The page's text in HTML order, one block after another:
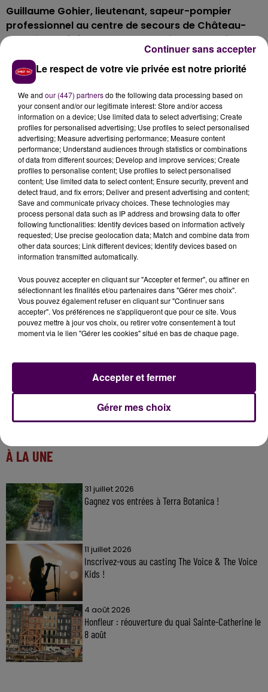
Guillaume Gohier, lieutenant, sapeur-pompier
professionnel au centre de secours de Château-
du-Loir, et Jérémy Perdereau, adjudant-chef,
pompier volontaire à Téloché, ont rejoint, sur l'île de
l'océan Pacifique, les forces locales de sécurité civile
"dans le cadre d'une relève organisée par le Centre
opérationnel de la zone de défense ouest"précise le
Sdis de la Sarthe dans un communiqué adressé aux
rédactions.
AGIR CONTRE LES FEUX EN MILIEU
URBAIN
Les deux Sarthois"contribueront notamment au
maintien des effectifs constitutifs audétachement
chargé de la lutte contre les incendies urbains, ils
participeront aussi à la distribution des denrées
alimentaires et d’eau potable à la population et
déblocage de barrages routiers"apprend-on. Leur
présence en Nouvelle-Calédonie est, en théorie,
prévue jusqu’au 23 juin prochain inclus.
À LA UNE
31 juillet 2026
Gagnez vos entrées à Terra Botanica !
11 juillet 2026
Inscrivez-vous au casting The Voice & The Voice
Kids !
4 août 2026
Honfleur : réouverture du quai Sainte-Catherine le
8 août
Le respect de votre vie privée est notre priorité
We and our (447) partnersdo the following data processing based on
your consent and/or our legitimate interest: Store and/or access
information on a device; Use limited data to select advertising; Create
profiles for personalised advertising; Use profiles to select personalised
advertising; Measure advertising performance; Measure content
performance; Understand audiences through statistics or combinations
of data from different sources; Develop and improve services; Create
profiles to personalise content; Use profiles to select personalised
content; Use limited data to select content; Ensure security, prevent and
detect fraud, and fix errors; Deliver and present advertising and content;
Save and communicate privacy choices. These technologies may
process personal data such as IP address and browsing data to offer
following functionalities: Identify devices based on information actively
requested; Use precise geolocation data; Match and combine data from
other data sources; Link different devices; Identify devices based on
information transmitted automatically.
Vous pouvez accepter en cliquant sur "Accepter et fermer", ou affiner en
sélectionnant les finalités et/ou partenaires dans "Gérer mes choix".
Vous pouvez également refuser en cliquant sur "Continuer sans
accepter". Vos préférences ne s'appliqueront que pour ce site. Vous
pouvez mettre à jour vos choix, ou retirer votre consentement à tout
moment via le lien "Gérer les cookies" situé en bas de chaque page.
Gérer mes choix
Accepter et fermer
Continuer sans accepter